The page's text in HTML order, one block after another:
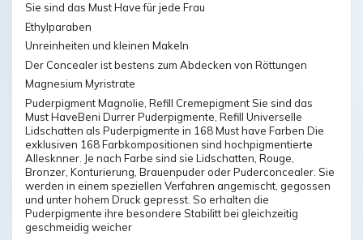
Sie sind das Must Have für jede Frau
Ethylparaben
Unreinheiten und kleinen Makeln
Der Concealer ist bestens zum Abdecken von Röttungen
Magnesium Myristrate
Puderpigment Magnolie, Refill Cremepigment Sie sind das
Must HaveBeni Durrer Puderpigmente, Refill Universelle
Lidschatten als Puderpigmente in 168 Must have Farben Die
exklusiven 168 Farbkompositionen sind hochpigmentierte
Allesknner. Je nach Farbe sind sie Lidschatten, Rouge,
Bronzer, Konturierung, Brauenpuder oder Puderconcealer. Sie
werden in einem speziellen Verfahren angemischt, gegossen
und unter hohem Druck gepresst. So erhalten die
Puderpigmente ihre besondere Stabilitt bei gleichzeitig
geschmeidig weicher